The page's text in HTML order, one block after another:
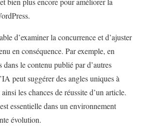
d’examiner la concurrence et d’ajuster
en conséquence. Par exemple, en
le contenu publié par d’autres
peut suggérer des angles uniques à
les chances de réussite d’un article.
essentielle dans un environnement
évolution.